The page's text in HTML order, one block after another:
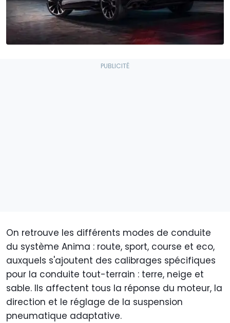
On retrouve les différents modes de conduite
du système Anima : route, sport, course et eco,
auxquels s'ajoutent des calibrages spécifiques
pour la conduite tout-terrain : terre, neige et
sable. Ils affectent tous la réponse du moteur, la
direction et le réglage de la suspension
pneumatique adaptative.